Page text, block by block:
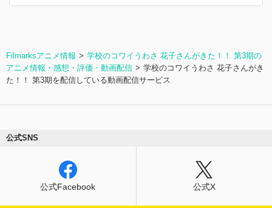
Filmarksアニメ情報
学校のコワイうわさ 花子さんがきた！！ 第3期の
アニメ情報・感想・評価・動画配信
学校のコワイうわさ 花子さんがき
た！！ 第3期を配信している動画配信サービス
公式SNS
公式Facebook 公式X